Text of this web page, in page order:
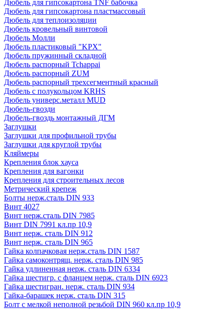
Дюбель для гипсокартона TNF бабочка
Дюбель для гипсокартона пластмассовый
Дюбель для теплоизоляции
Дюбель кровельный винтовой
Дюбель Молли
Дюбель пластиковый "KPX"
Дюбель пружинный складной
Дюбель распорный Tchappai
Дюбель распорный ZUM
Дюбель распорный трехсегментный красный
Дюбель с полукольцом KRHS
Дюбель универс.металл MUD
Дюбель-гвозди
Дюбель-гвоздь монтажный ДГМ
Заглушки
Заглушки для профильной трубы
Заглушки для круглой трубы
Кляймеры
Крепления блок хауса
Крепления для вагонки
Крепления для строительных лесов
Метрический крепеж
Болты нерж.сталь DIN 933
Винт 4027
Винт нерж.сталь DIN 7985
Винт DIN 7991 кл.пр 10,9
Винт нерж. сталь DIN 912
Винт нерж. сталь DIN 965
Гайка колпачковая нерж.сталь DIN 1587
Гайка самоконтрящ. нерж. сталь DIN 985
Гайка удлиненная нерж. сталь DIN 6334
Гайка шестигр. с фланцем нерж. сталь DIN 6923
Гайка шестигран. нерж. сталь DIN 934
Гайка-барашек нерж. сталь DIN 315
Болт с мелкой неполной резьбой DIN 960 кл.пр 10,9